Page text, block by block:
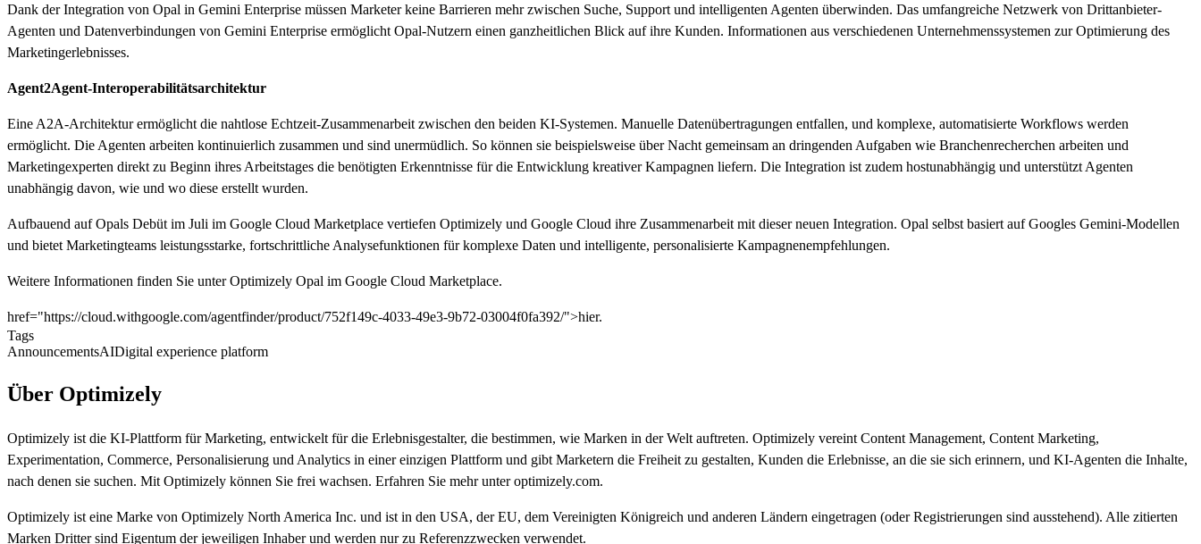
Dank der Integration von Opal in Gemini Enterprise müssen Marketer keine Barrieren mehr zwischen Suche, Support und intelligenten Agenten überwinden. Das umfangreiche Netzwerk von Drittanbieter-
Agenten und Datenverbindungen von Gemini Enterprise ermöglicht Opal-Nutzern einen ganzheitlichen Blick auf ihre Kunden. Informationen aus verschiedenen Unternehmenssystemen zur Optimierung des
Marketingerlebnisses.
Agent2Agent-Interoperabilitätsarchitektur
Eine A2A-Architektur ermöglicht die nahtlose Echtzeit-Zusammenarbeit zwischen den beiden KI-Systemen. Manuelle Datenübertragungen entfallen, und komplexe, automatisierte Workflows werden
ermöglicht. Die Agenten arbeiten kontinuierlich zusammen und sind unermüdlich. So können sie beispielsweise über Nacht gemeinsam an dringenden Aufgaben wie Branchenrecherchen arbeiten und
Marketingexperten direkt zu Beginn ihres Arbeitstages die benötigten Erkenntnisse für die Entwicklung kreativer Kampagnen liefern. Die Integration ist zudem hostunabhängig und unterstützt Agenten
unabhängig davon, wie und wo diese erstellt wurden.
Aufbauend auf Opals Debüt im Juli im Google Cloud Marketplace vertiefen Optimizely und Google Cloud ihre Zusammenarbeit mit dieser neuen Integration. Opal selbst basiert auf Googles Gemini-Modellen
und bietet Marketingteams leistungsstarke, fortschrittliche Analysefunktionen für komplexe Daten und intelligente, personalisierte Kampagnenempfehlungen.
Weitere Informationen finden Sie unter Optimizely Opal im Google Cloud Marketplace.
href="https://cloud.withgoogle.com/agentfinder/product/752f149c-4033-49e3-9b72-03004f0fa392/">hier.
Tags
AnnouncementsAIDigital experience platform
Über Optimizely
Optimizely ist die KI-Plattform für Marketing, entwickelt für die Erlebnisgestalter, die bestimmen, wie Marken in der Welt auftreten. Optimizely vereint Content Management, Content Marketing,
Experimentation, Commerce, Personalisierung und Analytics in einer einzigen Plattform und gibt Marketern die Freiheit zu gestalten, Kunden die Erlebnisse, an die sie sich erinnern, und KI-Agenten die Inhalte,
nach denen sie suchen. Mit Optimizely können Sie frei wachsen. Erfahren Sie mehr unter optimizely.com.
Optimizely ist eine Marke von Optimizely North America Inc. und ist in den USA, der EU, dem Vereinigten Königreich und anderen Ländern eingetragen (oder Registrierungen sind ausstehend). Alle zitierten
Marken Dritter sind Eigentum der jeweiligen Inhaber und werden nur zu Referenzzwecken verwendet.